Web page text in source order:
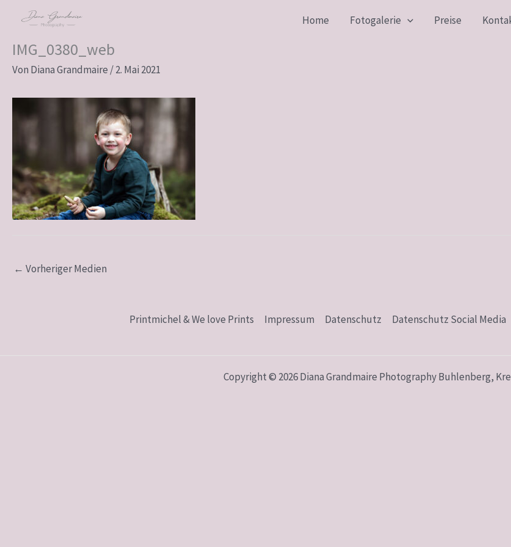
Inhalt
springen
Home Fotogalerie Preise
IMG_0380_web
Von Diana Grandmaire /2. Mai 2021
← Vorheriger Medien
Printmichel & We love Prints Impressum Datenschutz Datenschutz Social Media
Copyright © 2026 Diana Grandmaire Photography Buhlenberg,